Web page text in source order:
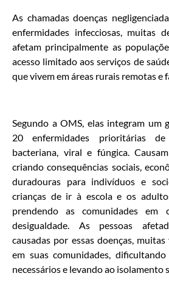
As chamadas doenças
enfermidades infecciosas, muitas
afetam principalmente as
acesso limitado aos serviços de
que vivem em áreas rurais remotas e
Segundo a OMS, elas integram um
20 enfermidades prioritárias de
bacteriana, viral e fúngica.
criando consequências sociais,
duradouras para indivíduos e
crianças de ir à escola e os
prendendo as comunidades em
desigualdade. As pessoas
causadas por essas doenças,
em suas comunidades,
necessários e levando ao isolamento